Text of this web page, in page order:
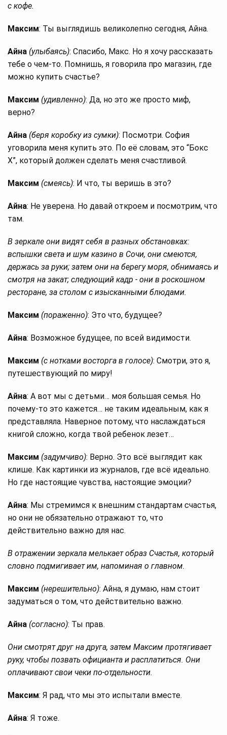
с кофе.
Максим: Ты выглядишь великолепно сегодня, Айна.
Айна (улыбаясь): Спасибо, Макс. Но я хочу рассказать
тебе о чем-то. Помнишь, я говорила про магазин, где
можно купить счастье?
Максим (удивленно): Да, но это же просто миф,
верно?
Айна (беря коробку из сумки): Посмотри. София
уговорила меня купить это. По её словам, это “Бокс
X”, который должен сделать меня счастливой.
Максим (смеясь): И что, ты веришь в это?
Айна: Не уверена. Но давай откроем и посмотрим, что
там.
В зеркале они видят себя в разных обстановках:
вспышки света и шум казино в Сочи, они смеются,
держась за руки; затем они на берегу моря, обнимаясь и
смотря на закат; следующий кадр - они в роскошном
ресторане, за столом с изысканными блюдами.
Максим (пораженно): Это что, будущее?
Айна: Возможное будущее, по всей видимости.
Максим (с нотками восторга в голосе): Смотри, это я,
путешествующий по миру!
Айна: А вот мы с детьми… моя большая семья. Но
почему-то это кажется… не таким идеальным, как я
представляла. Наверное потому, что наслаждаться
книгой сложно, когда твой ребенок лезет…
Максим (задумчиво): Верно. Это всё выглядит как
клише. Как картинки из журналов, где всё идеально.
Но где настоящие чувства, настоящие эмоции?
Айна: Мы стремимся к внешним стандартам счастья,
но они не обязательно отражают то, что
действительно важно для нас.
В отражении зеркала мелькает образ Счастья, который
словно подмигивает им, напоминая о главном.
Максим (нерешительно): Айна, я думаю, нам стоит
задуматься о том, что действительно важно.
Айна (согласно): Ты прав.
Они смотрят друг на друга, затем Максим протягивает
руку, чтобы позвать официанта и расплатиться. Они
оплачивают свои чеки по-отдельности.
Максим: Я рад, что мы это испытали вместе.
Айна: Я тоже.